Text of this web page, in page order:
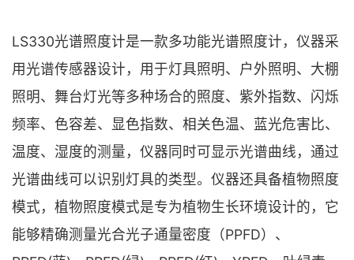
LS330光谱照度计是一款多功能光谱照度计，仪器采
用光谱传感器设计，用于灯具照明、户外照明、大棚
照明、舞台灯光等多种场合的照度、紫外指数、闪烁
频率、色容差、显色指数、相关色温、蓝光危害比、
温度、湿度的测量，仪器同时可显示光谱曲线，通过
光谱曲线可以识别灯具的类型。仪器还具备植物照度
模式，植物照度模式是专为植物生长环境设计的，它
能够精确测量光合光子通量密度（PPFD）、